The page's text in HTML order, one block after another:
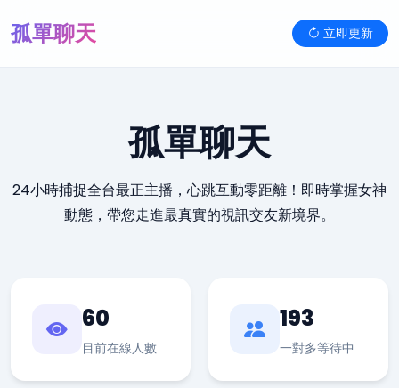
孤單聊天 立即更新
孤單聊天
24小時捕捉全台最正主播，心跳互動零距離！即時掌握女神
動態，帶您走進最真實的視訊交友新境界。
60
目前在線人數
193
一對多等待中